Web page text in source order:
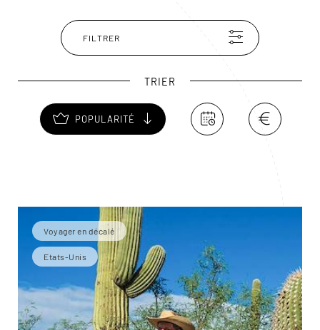
chaînes de montagnes, l’endroit offre non seulement
parmi les plus beaux panoramas du Far West, mais il est
propice à toutes sortes d’activités : golf, randonnée à
FILTRER
TRIER
POPULARITÉ
Voyager en décalé
Etats-Unis